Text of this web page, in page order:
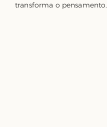
transforma o pensamento.